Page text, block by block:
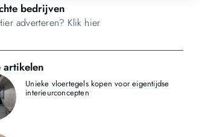
bedrijven
adverteren? Klik hier
artikelen
Unieke vloertegels kopen voor eigentijdse
interieurconcepten